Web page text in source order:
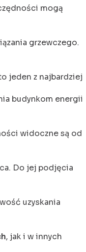
mogą
grzewczego.
jeden z najbardziej
budynkom energii
widoczne są od
Do jej podjęcia
uzyskania
, jak i w innych